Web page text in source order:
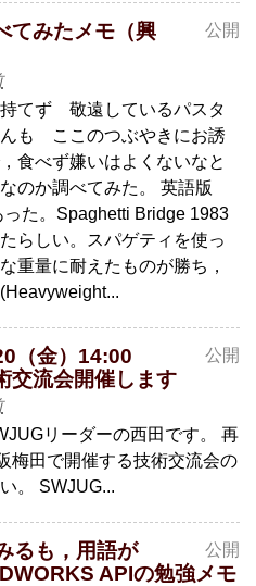
公開
てみたメモ（興
てず 敬遠しているパスタ
も ここのつぶやきにお誘
食べず嫌いはよくないなと
のか調べてみた。 英語版
た。Spaghetti Bridge 1983
らしい。スパゲティを使っ
重量に耐えたものが勝ち，
公開
（金）14:00
流会開催します
リーダーの西田です。 再
梅田で開催する技術交流会の
。 SWJUG...
公開
るも，用語が
APIの勉強メモ